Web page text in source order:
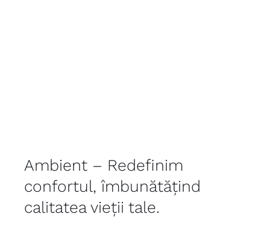
Ambient – Redefinim
confortul, îmbunătățind
calitatea vieții tale.